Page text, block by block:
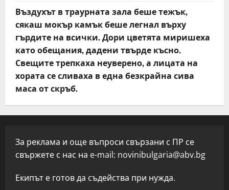
Въздухът в траурната зала беше тежък,
сякаш мокър камък беше легнал върху
гърдите на всички. Дори цветята миришеха
като обещания, дадени твърде късно.
Свещите трепкаха неуверено, а лицата на
хората се сливаха в една безкрайна сива
маса от скръб.
За реклама и още въпроси свързани с ПР се
свържете с нас на e-mail: novinibulgaria@abv.bg
Екипът е готов да съдейства при нужда.